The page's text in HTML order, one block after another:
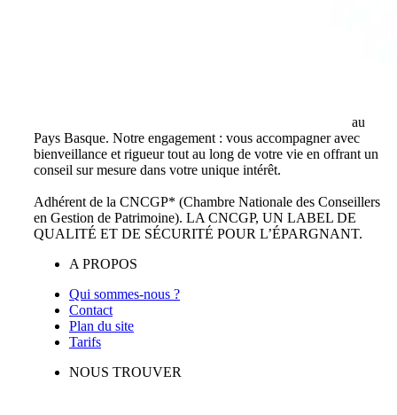
au
Pays Basque. Notre engagement : vous accompagner avec
bienveillance et rigueur tout au long de votre vie en offrant un
conseil sur mesure dans votre unique intérêt.
Adhérent de la CNCGP* (Chambre Nationale des Conseillers
en Gestion de Patrimoine). LA CNCGP, UN LABEL DE
QUALITÉ ET DE SÉCURITÉ POUR L’ÉPARGNANT.
A PROPOS
Qui sommes-nous ?
Contact
Plan du site
Tarifs
NOUS TROUVER